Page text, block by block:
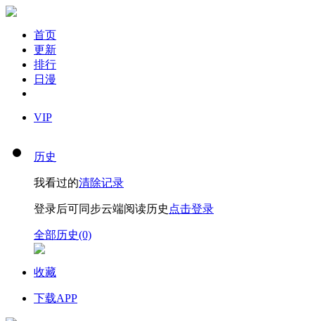
首页
更新
排行
日漫
VIP
历史
我看过的清除记录
登录后可同步云端阅读历史 点击登录
全部历史(0)
收藏
下载APP